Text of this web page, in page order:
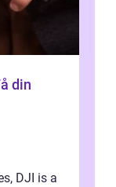
din
DJI is a